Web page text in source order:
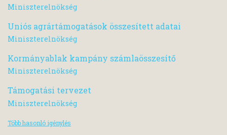
Miniszterelnökség
Uniós agrártámogatások összesített adatai
Miniszterelnökség
Kormányablak kampány számlaösszesítő
Miniszterelnökség
Támogatási tervezet
Miniszterelnökség
Több hasonló igénylés